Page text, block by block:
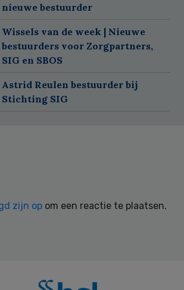
nieuwe bestuurder
Wissels van de week | Nieuwe
bestuurders voor Zorgpartners,
SIG en SBOS
Astrid Reulen bestuurder bij
Stichting SIG
zijn op om een reactie te plaatsen.